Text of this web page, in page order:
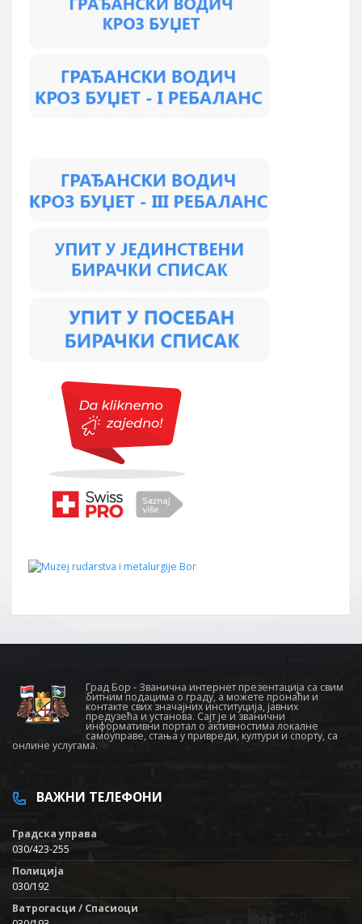
Град Бор - Званична интернет презентација са свим
битним подацима о граду, а можете пронаћи и
контакте свих значајних институција, јавних
предузећа и установа. Сајт је и званични
информативни портал о активностима локалне
самоуправе, стања у привреди, култури и спорту, са
онлине услугама.
ВАЖНИ ТЕЛЕФОНИ
Градска управа
030/423-255
Полиција
030/192
Ватрогасци / Спасиоци